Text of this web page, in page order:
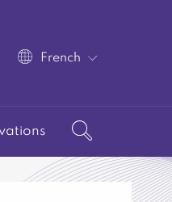
French